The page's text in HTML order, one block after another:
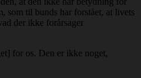
som til bunds har forstået, at livets
der ikke forårsager
for os. Den er ikke noget,